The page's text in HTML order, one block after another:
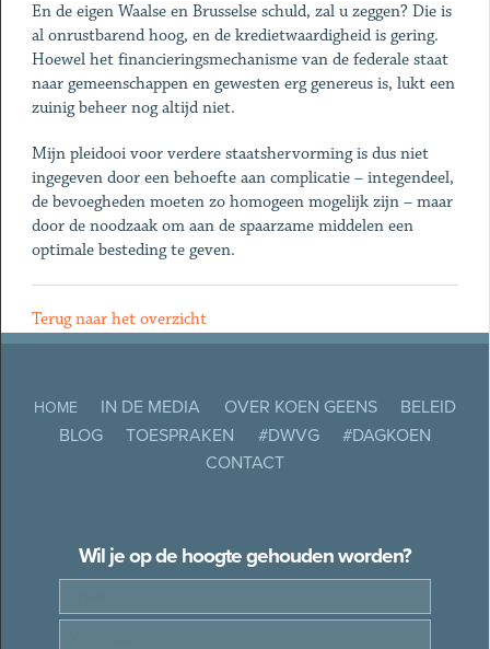
En de eigen Waalse en Brusselse schuld, zal u zeggen? Die is
al onrustbarend hoog, en de kredietwaardigheid is gering.
Hoewel het financieringsmechanisme van de federale staat
naar gemeenschappen en gewesten erg genereus is, lukt een
zuinig beheer nog altijd niet.
Mijn pleidooi voor verdere staatshervorming is dus niet
ingegeven door een behoefte aan complicatie – integendeel,
de bevoegheden moeten zo homogeen mogelijk zijn – maar
door de noodzaak om aan de spaarzame middelen een
optimale besteding te geven.
Terug naar het overzicht
HOME IN DE MEDIA OVER KOEN GEENS
BELEID
BLOG
TOESPRAKEN #DWVG
#DAGKOEN
CONTACT
Wil je op de hoogte gehouden worden?